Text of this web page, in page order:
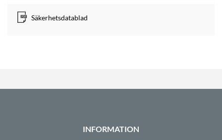
Säkerhetsdatablad
INFORMATION